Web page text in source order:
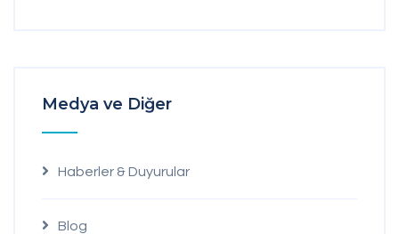
Medya ve Diğer
Haberler & Duyurular
Blog